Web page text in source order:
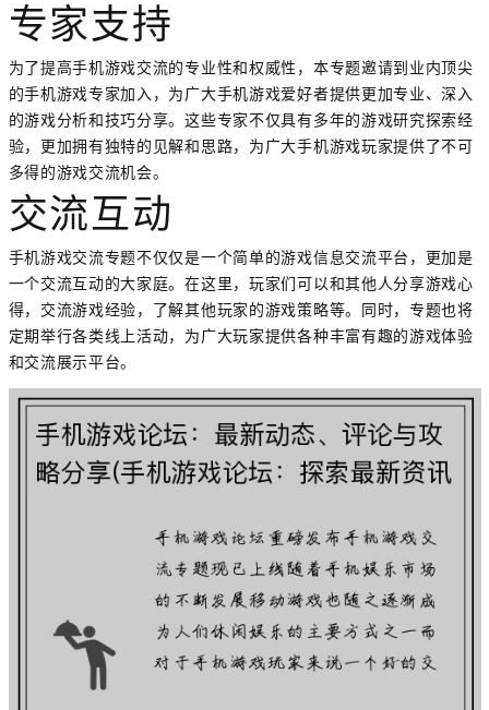
专家支持
为了提高手机游戏交流的专业性和权威性，本专题邀请到业内顶尖
的手机游戏专家加入，为广大手机游戏爱好者提供更加专业、深入
的游戏分析和技巧分享。这些专家不仅具有多年的游戏研究探索经
验，更加拥有独特的见解和思路，为广大手机游戏玩家提供了不可
多得的游戏交流机会。
交流互动
手机游戏交流专题不仅仅是一个简单的游戏信息交流平台，更加是
一个交流互动的大家庭。在这里，玩家们可以和其他人分享游戏心
得，交流游戏经验，了解其他玩家的游戏策略等。同时，专题也将
定期举行各类线上活动，为广大玩家提供各种丰富有趣的游戏体验
和交流展示平台。